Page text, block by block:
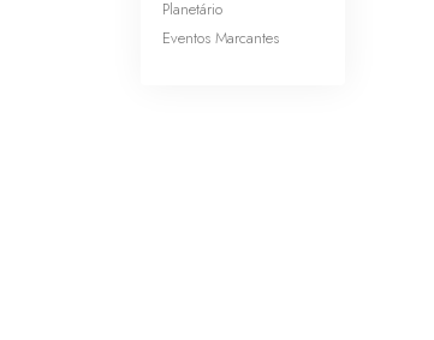
Planetário
Eventos Marcantes